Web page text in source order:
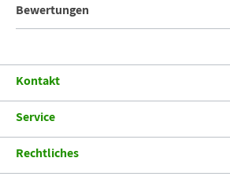
Bewertungen
Kontakt
Service
Rechtliches